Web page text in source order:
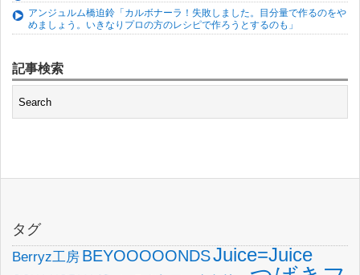
アンジュルム橋迫鈴「カルボナーラ！失敗しました。目分量で作るのをや
めましょう。いきなりプロの方のレシピで作ろうとするのも」
記事検索
タグ
Berryz工房 BEYOOOOONDSJuice=Juice